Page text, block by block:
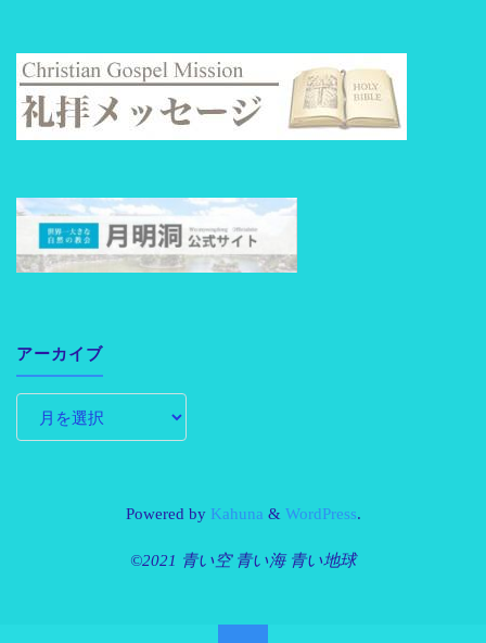
アーカイブ
Powered byKahuna & WordPress.
©2021 青い空 青い海 青い地球